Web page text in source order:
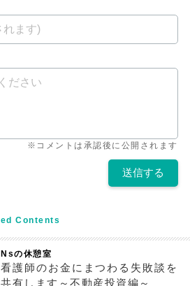
※コメントは承認後に公開されます
Nsの休憩室
看護師のお金にまつわる失敗談を
共有します～不動産投資編～